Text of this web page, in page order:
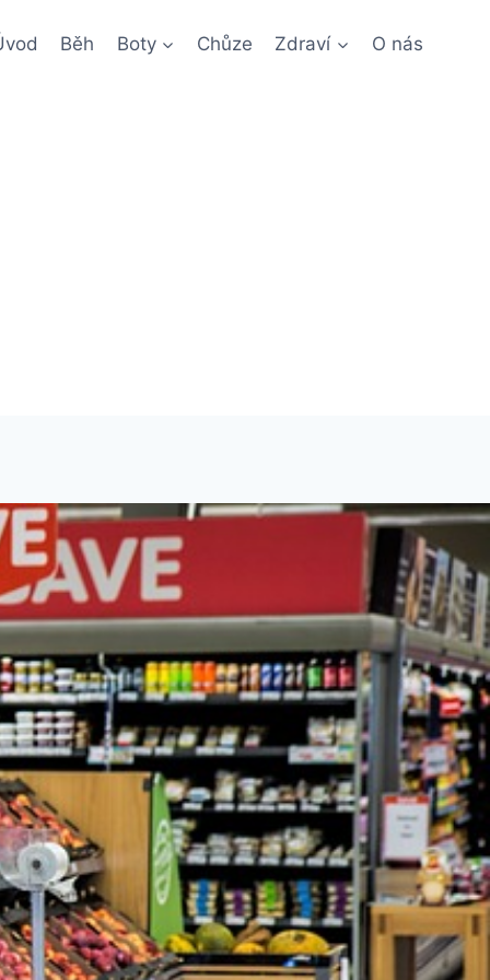
Běh Boty Chůze Zdraví O nás